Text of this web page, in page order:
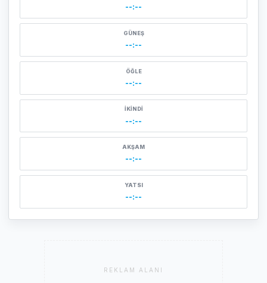
--:--
GÜNEŞ
--:--
ÖĞLE
--:--
İKINDI
--:--
AKŞAM
--:--
YATSI
--:--
REKLAM ALANI